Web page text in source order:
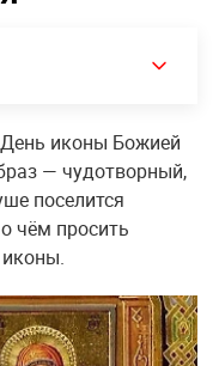
иконы Божией
— чудотворный,
поселится
чём просить
иконы.